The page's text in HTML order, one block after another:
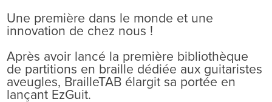
Une première dans le monde et une
innovation de chez nous !
Après avoir lancé la première bibliothèque
de partitions en braille dédiée aux guitaristes
aveugles, BrailleTAB élargit sa portée en
lançant EzGuit.